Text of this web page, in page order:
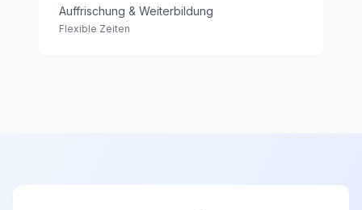
Auffrischung & Weiterbildung
Flexible Zeiten